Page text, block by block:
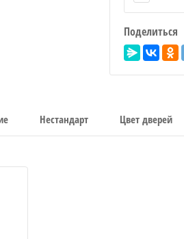
Поделиться
Нестандарт Цвет дверей